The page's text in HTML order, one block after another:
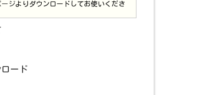
ージよりダウンロードしてお使いくださ